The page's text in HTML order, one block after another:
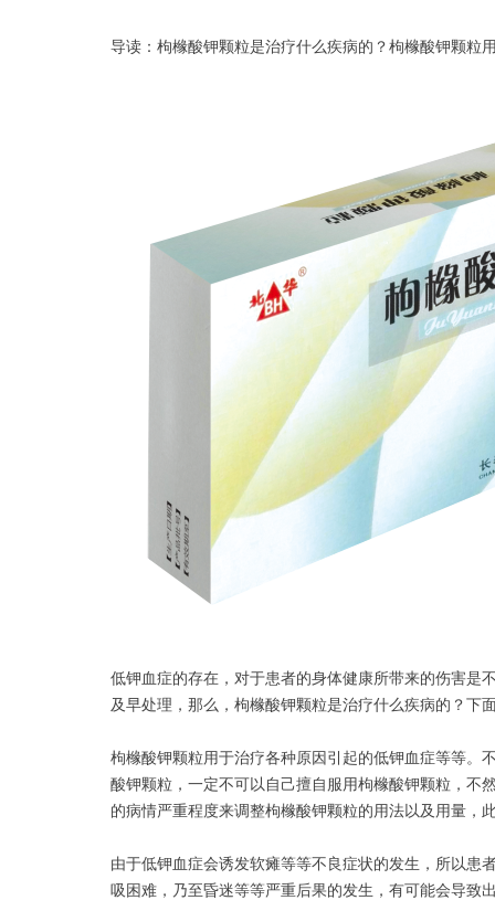
导读：枸橼酸钾颗粒是治疗什么疾病的？枸橼酸钾颗粒
低钾血症的存在，对于患者的身体健康所带来的伤害是
及早处理，那么，枸橼酸钾颗粒是治疗什么疾病的？下
枸橼酸钾颗粒用于治疗各种原因引起的低钾血症等等。
酸钾颗粒，一定不可以自己擅自服用枸橼酸钾颗粒，不
的病情严重程度来调整枸橼酸钾颗粒的用法以及用量，
由于低钾血症会诱发软瘫等等不良症状的发生，所以患
吸困难，乃至昏迷等等严重后果的发生，有可能会导致